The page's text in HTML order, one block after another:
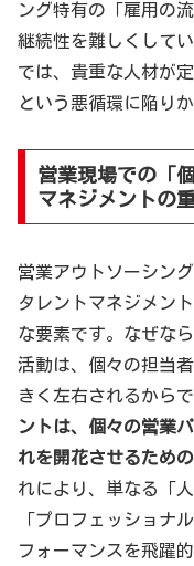
ング特有の「雇用の
継続性を難しくして
では、貴重な人材が
という悪循環に陥りか
営業現場での「
マネジメントの
営業アウトソーシン
タレントマネジメン
な要素です。なぜな
活動は、個々の担当
きく左右されるからで
ントは、個々の営業
れを開花させるため
れにより、単なる「
「プロフェッショナ
フォーマンスを飛躍